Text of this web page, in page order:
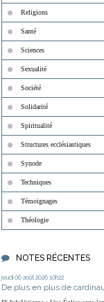
Religions
Santé
Sciences
Sexualité
Société
Solidarité
Spiritualité
Structures ecclésiastiques
Synode
Techniques
Témoignages
Théologie
NOTES RÉCENTES
jeudi 06 août 2026 10h22
De plus en plus de